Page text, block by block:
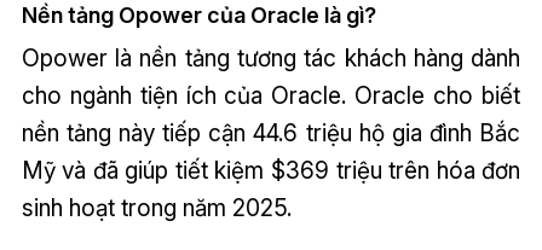
Nền tảng Opower của Oracle là gì?
Opower là nền tảng tương tác khách hàng dành
cho ngành tiện ích của Oracle. Oracle cho biết
nền tảng này tiếp cận 44.6 triệu hộ gia đình Bắc
Mỹ và đã giúp tiết kiệm $369 triệu trên hóa đơn
sinh hoạt trong năm 2025.